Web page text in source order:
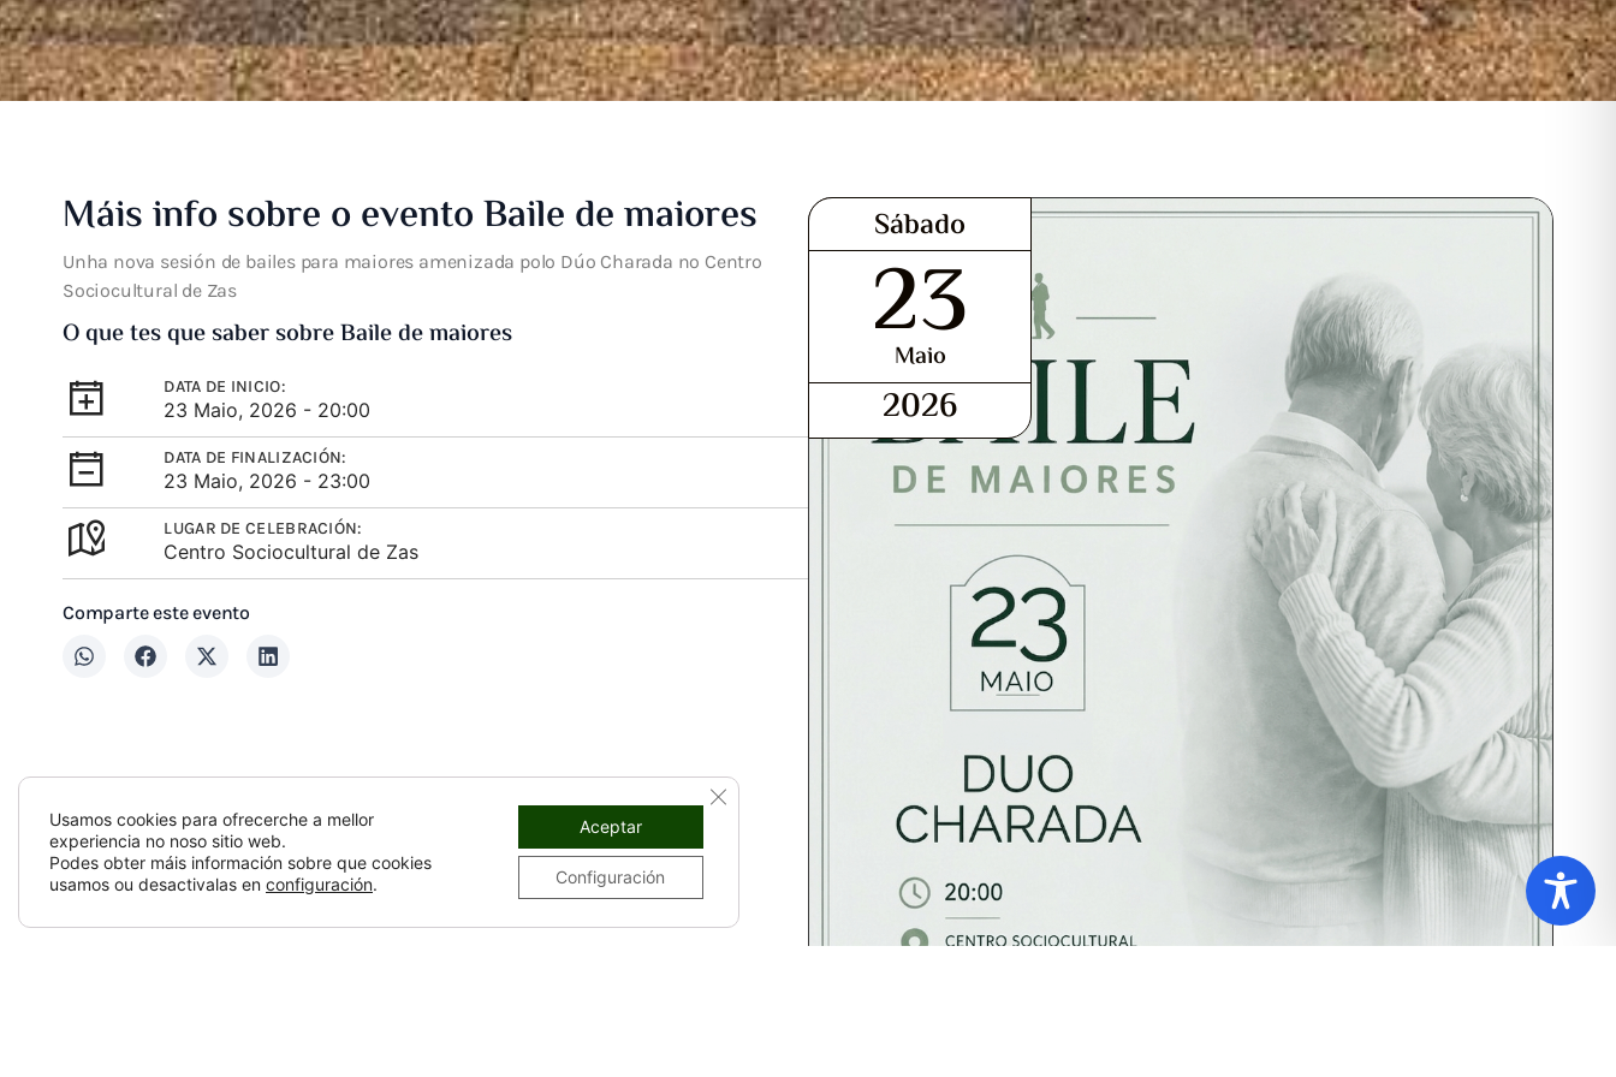
Máis info sobre o evento Baile de maiores
Unha nova sesión de bailes para maiores amenizada polo Dúo Charada no Centro
Sociocultural de Zas
O que tes que saber sobre Baile de maiores
DATA DE INICIO:
23 Maio, 2026 - 20:00
DATA DE FINALIZACIÓN:
23 Maio, 2026 - 23:00
LUGAR DE CELEBRACIÓN:
Centro Sociocultural de Zas
Comparte este evento
Sábado
23
Maio
2026
Usamos cookies para ofrecerche a mellor
experiencia no noso sitio web.
Podes obter máis información sobre que cookies
usamos ou desactivalas en configuración.
Aceptar
Configuración
CLOSE GDPR COOKIE BANNER